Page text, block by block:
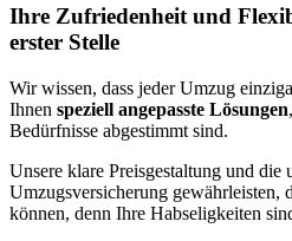
Ihre Zufriedenheit und
erster Stelle
Wir wissen, dass jeder Umzug
Ihnen speziell angepasste Lösungen
Bedürfnisse abgestimmt sind.
Unsere klare Preisgestaltung und die
Umzugsversicherung gewährleisten,
können, denn Ihre Habseligkeiten